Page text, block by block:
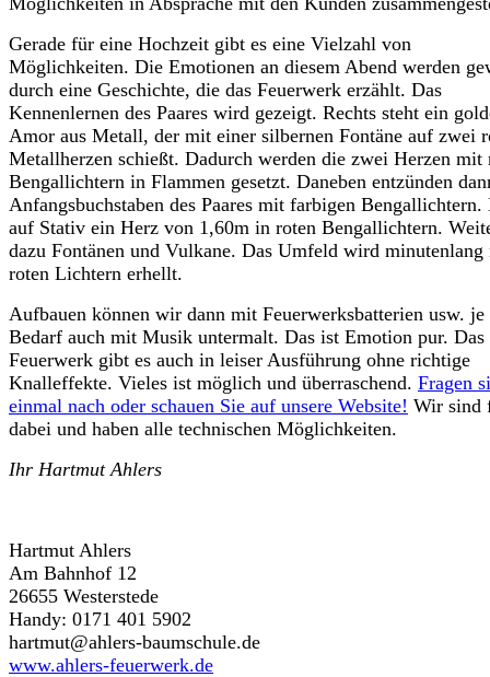
Gerade für eine Hochzeit gibt es eine Vielzahl von
Möglichkeiten. Die Emotionen an diesem Abend werden
durch eine Geschichte, die das Feuerwerk erzählt. Das
Kennenlernen des Paares wird gezeigt. Rechts steht ein
Amor aus Metall, der mit einer silbernen Fontäne auf zwei
Metallherzen schießt. Dadurch werden die zwei Herzen mit
Bengallichtern in Flammen gesetzt. Daneben entzünden
Anfangsbuchstaben des Paares mit farbigen Bengallichtern.
auf Stativ ein Herz von 1,60m in roten Bengallichtern.
dazu Fontänen und Vulkane. Das Umfeld wird minutenlang
roten Lichtern erhellt.
Aufbauen können wir dann mit Feuerwerksbatterien usw. je
Bedarf auch mit Musik untermalt. Das ist Emotion pur. Das
Feuerwerk gibt es auch in leiser Ausführung ohne richtige
Knalleffekte. Vieles ist möglich und überraschend. Fragen
einmal nach oder schauen Sie auf unsere Website! Wir sind
dabei und haben alle technischen Möglichkeiten.
Ihr Hartmut Ahlers
Hartmut Ahlers
Am Bahnhof 12
26655 Westerstede
Handy: 0171 401 5902
hartmut@ahlers-baumschule.de
www.ahlers-feuerwerk.de